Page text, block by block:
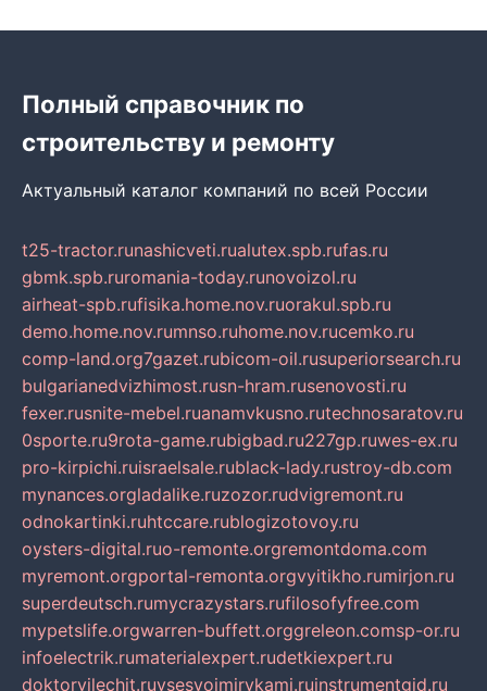
Полный справочник по
строительству и ремонту
Актуальный каталог компаний по всей России
t25-tractor.runashicveti.rualutex.spb.rufas.ru
gbmk.spb.ruromania-today.runovoizol.ru
airheat-spb.rufisika.home.nov.ruorakul.spb.ru
demo.home.nov.rumnso.ruhome.nov.rucemko.ru
comp-land.org7gazet.rubicom-oil.rusuperiorsearch.ru
bulgarianedvizhimost.rusn-hram.rusenovosti.ru
fexer.rusnite-mebel.ruanamvkusno.rutechnosaratov.ru
0sporte.ru9rota-game.rubigbad.ru227gp.ruwes-ex.ru
pro-kirpichi.ruisraelsale.rublack-lady.rustroy-db.com
mynances.orgladalike.ruzozor.rudvigremont.ru
odnokartinki.ruhtccare.rublogizotovoy.ru
oysters-digital.ruo-remonte.orgremontdoma.com
myremont.orgportal-remonta.orgvyitikho.rumirjon.ru
superdeutsch.rumycrazystars.rufilosofyfree.com
mypetslife.orgwarren-buffett.orggreleon.comsp-or.ru
infoelectrik.rumaterialexpert.rudetkiexpert.ru
doktorvilechit.ruvsesvoimirykami.ruinstrumentgid.ru